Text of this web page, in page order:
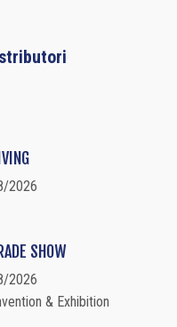
2026
SHOW
2026
& Exhibition